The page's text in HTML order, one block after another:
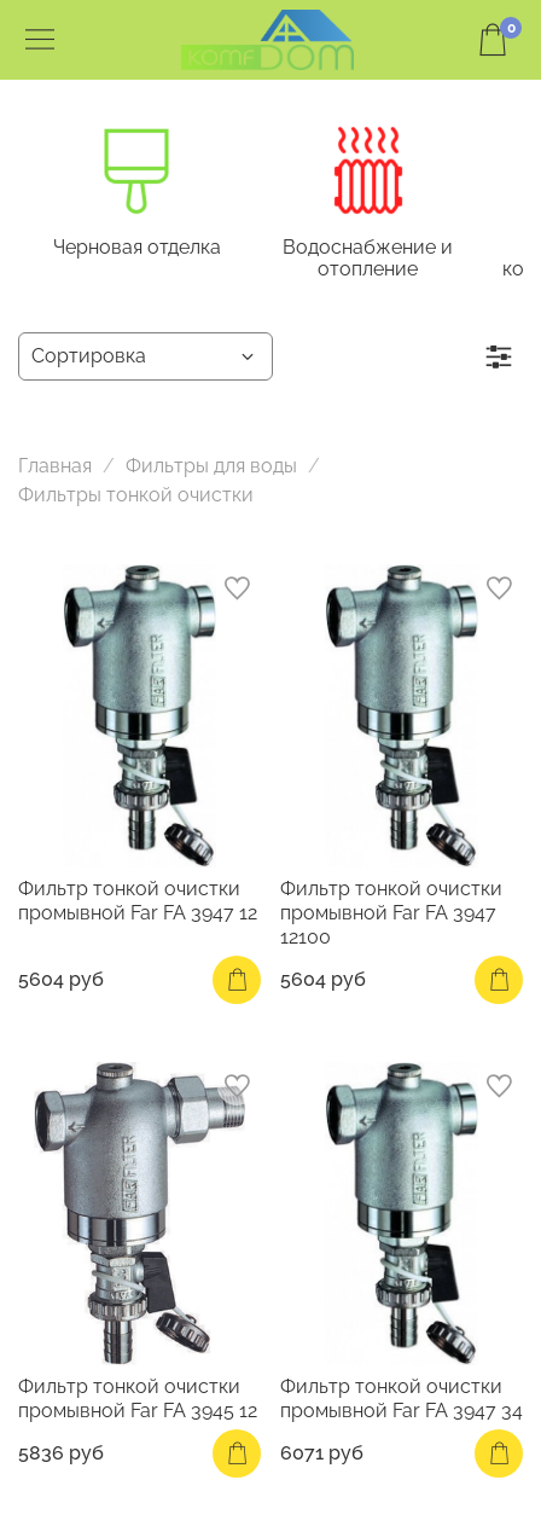
0
Черновая отделка
Водоснабжение и
отопление
Главная
Фильтры для воды
Фильтры тонкой очистки
Фильтр тонкой очистки
промывной Far FA 3947 12
5604 руб
Фильтр тонкой очистки
промывной Far FA 3947
12100
5604 руб
Фильтр тонкой очистки
промывной Far FA 3945 12
5836 руб
Фильтр тонкой очистки
промывной Far FA 3947 34
6071 руб